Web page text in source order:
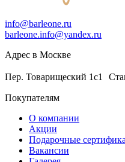
info@barleone.ru
barleone.info@yandex.ru
Адрес в Москве
Пер. Товарищеский 1с1
Покупателям
О компании
Акции
Подарочные
Вакансии